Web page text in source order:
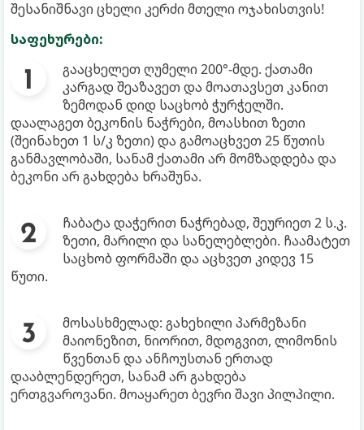
შესანიშნავი ცხელი კერძი მთელი ოჯახისთვის!
საფეხურები:
გააცხელეთ ღუმელი 200°-მდე. ქათამი
კარგად შეაზავეთ და მოათავსეთ კანით
ზემოდან დიდ საცხობ ჭურჭელში.
დაალაგეთ ბეკონის ნაჭრები, მოასხით ზეთი
(შეინახეთ 1 ს/კ ზეთი) და გამოაცხვეთ 25 წუთის
განმავლობაში, სანამ ქათამი არ მომზადდება და
ბეკონი არ გახდება ხრაშუნა.
ჩაბატა დაჭერით ნაჭრებად, შეურიეთ 2 ს.კ.
ზეთი, მარილი და სანელებლები. ჩაამატეთ
საცხობ ფორმაში და აცხვეთ კიდევ 15
წუთი.
მოსასხმელად: გახეხილი პარმეზანი
მაიონეზით, ნიორით, მდოგვით, ლიმონის
წვენთან და ანჩოუსთან ერთად
დააბლენდერეთ, სანამ არ გახდება
ერთგვაროვანი. მოაყარეთ ბევრი შავი პილპილი.